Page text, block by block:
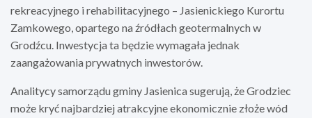
rekreacyjnego i rehabilitacyjnego – Jasienickiego Kurortu
Zamkowego, opartego na źródłach geotermalnych w
Grodźcu. Inwestycja ta będzie wymagała jednak
zaangażowania prywatnych inwestorów.
Analitycy samorządu gminy Jasienica sugerują, że Grodziec
może kryć najbardziej atrakcyjne ekonomicznie złoże wód